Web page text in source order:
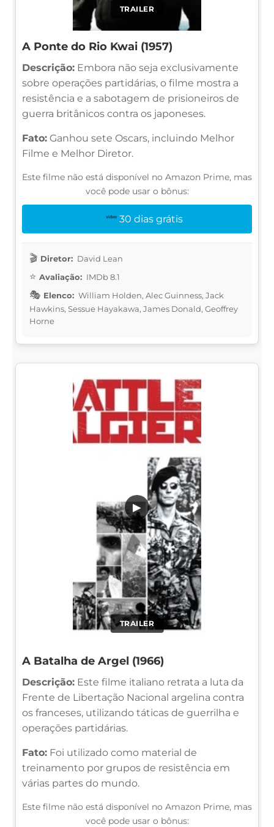
TRAILER
A Ponte do Rio Kwai (1957)
Descrição: Embora não seja exclusivamente
sobre operações partidárias, o filme mostra a
resistência e a sabotagem de prisioneiros de
guerra britânicos contra os japoneses.
Fato: Ganhou sete Oscars, incluindo Melhor
Filme e Melhor Diretor.
Este filme não está disponível no Amazon Prime, mas
você pode usar o bônus:
30 dias grátis
Diretor: David Lean
Avaliação: IMDb 8.1
Elenco: William Holden, Alec Guinness, Jack
Hawkins, Sessue Hayakawa, James Donald, Geoffrey
Horne
TRAILER
▶
A Batalha de Argel (1966)
Descrição: Este filme italiano retrata a luta da
Frente de Libertação Nacional argelina contra
os franceses, utilizando táticas de guerrilha e
operações partidárias.
Fato: Foi utilizado como material de
treinamento por grupos de resistência em
várias partes do mundo.
Este filme não está disponível no Amazon Prime, mas
você pode usar o bônus: